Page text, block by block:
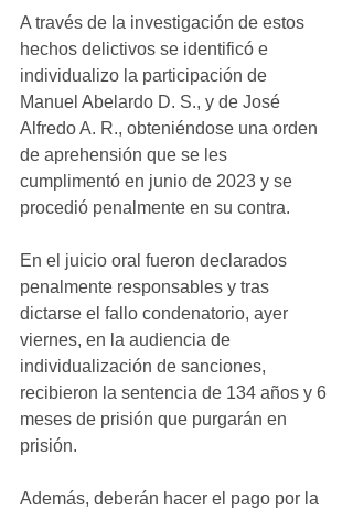
A través de la investigación de estos
hechos delictivos se identificó e
individualizo la participación de
Manuel Abelardo D. S., y de José
Alfredo A. R., obteniéndose una orden
de aprehensión que se les
cumplimentó en junio de 2023 y se
procedió penalmente en su contra.
En el juicio oral fueron declarados
penalmente responsables y tras
dictarse el fallo condenatorio, ayer
viernes, en la audiencia de
individualización de sanciones,
recibieron la sentencia de 134 años y 6
meses de prisión que purgarán en
prisión.
Además, deberán hacer el pago por la